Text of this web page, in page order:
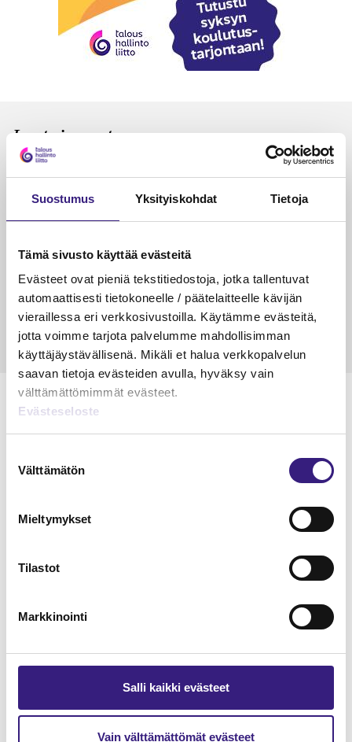
Suostumus Yksityiskohdat Tietoja
Tämä sivusto käyttää evästeitä
Evästeet ovat pieniä tekstitiedostoja, jotka tallentuvat
automaattisesti tietokoneelle / päätelaitteelle kävijän
vieraillessa eri verkkosivustoilla. Käytämme evästeitä,
jotta voimme tarjota palvelumme mahdollisimman
käyttäjäystävällisenä. Mikäli et halua verkkopalvelun
saavan tietoja evästeiden avulla, hyväksy vain
välttämättömimmät evästeet.
Evästeseloste
valinta
Välttämätön
Mieltymykset
Tilastot
Markkinointi
Salli kaikki evästeet
Vain välttämättömät evästeet
Luetuimmat
VEROTUS
Kulu­veloitukset arvon­lisä­
verotuksessa – omien kulujen
veloitus ja läpi­laskutus
Petri Salomaa
lukuoikeus
TILAA TÄSTÄ